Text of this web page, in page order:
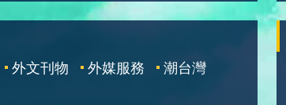
外文刊物 外媒服務 潮台灣